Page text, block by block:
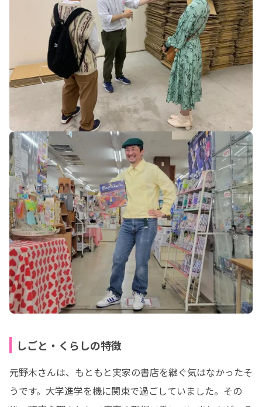
しごと・くらしの特徴
元野木さんは、もともと実家の書店を継ぐ気はなかったそ
うです。大学進学を機に関東で過ごしていました。その